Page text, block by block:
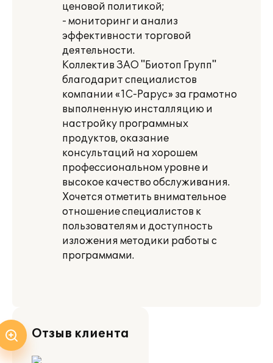
ценовой политикой;
- мониторинг и анализ
эффективности торговой
деятельности.
Коллектив ЗАО "Биотоп Групп"
благодарит специалистов
компании «1С-Рарус» за грамотно
выполненную инсталляцию и
настройку программных
продуктов, оказание
консультаций на хорошем
профессиональном уровне и
высокое качество обслуживания.
Хочется отметить внимательное
отношение специалистов к
пользователям и доступность
изложения методики работы с
программами.
Отзыв клиента